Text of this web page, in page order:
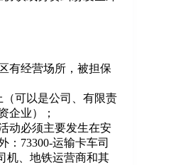
有经营场所，被担保
可以是公司、有限责
企业）；
动必须主要发生在安
：73300-运输卡车司
机、地铁运营商和其